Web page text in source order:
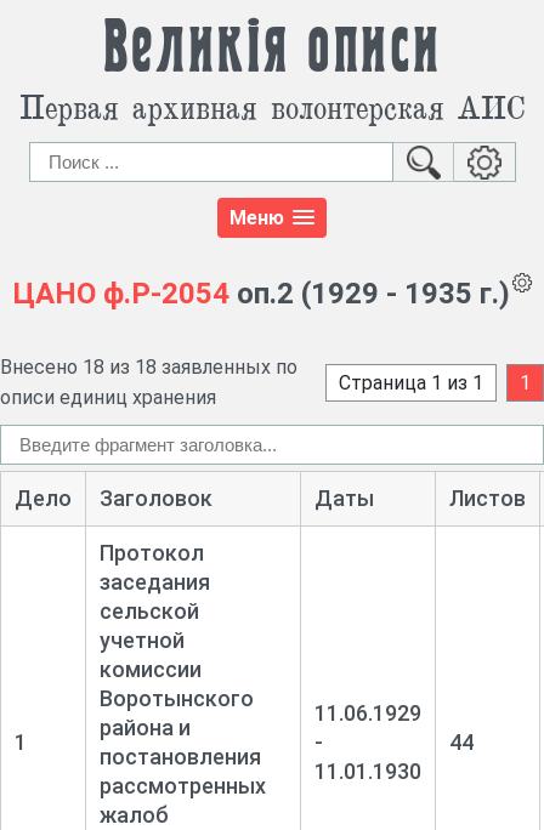
Великія описи
Первая архивная волонтерская АИС
Меню
ЦАНО ф.Р-2054оп.2 (1929 - 1935 г.)
Внесено 18 из 18 заявленных по
описи единиц хранения
Страница 1 из 1 1
Дело Заголовок Даты Листов
1
Протокол
заседания
сельской
учетной
комиссии
Воротынского
района и
постановления
рассмотренных
жалоб
11.06.1929
-
11.01.1930
44